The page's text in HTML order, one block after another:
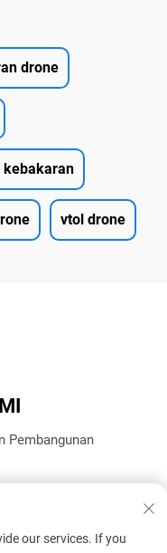
drone
kebakaran
vtol drone
Pembangunan
our services. If you